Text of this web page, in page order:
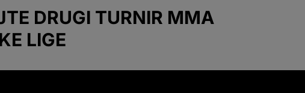
DRUGI TURNIR MMA
LIGE